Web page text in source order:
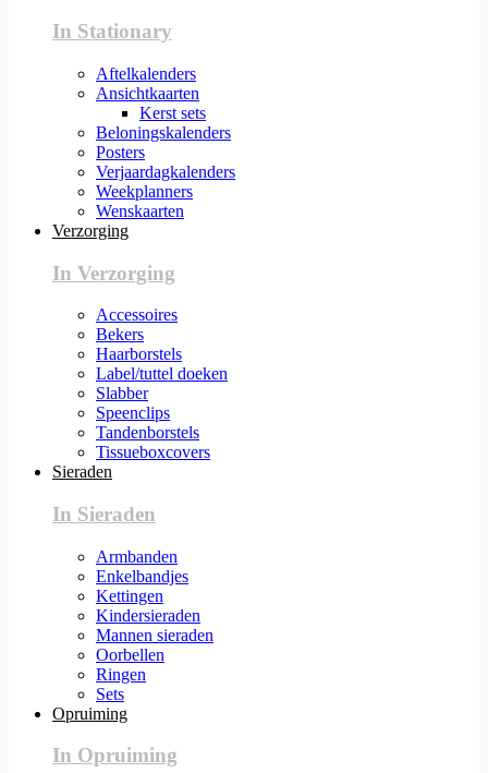
In Stationary
Aftelkalenders
Ansichtkaarten
Kerst sets
Beloningskalenders
Posters
Verjaardagkalenders
Weekplanners
Wenskaarten
Verzorging
In Verzorging
Accessoires
Bekers
Haarborstels
Label/tuttel doeken
Slabber
Speenclips
Tandenborstels
Tissueboxcovers
Sieraden
In Sieraden
Armbanden
Enkelbandjes
Kettingen
Kindersieraden
Mannen sieraden
Oorbellen
Ringen
Sets
Opruiming
In Opruiming